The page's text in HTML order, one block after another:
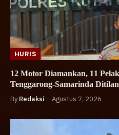
HURIS
12 Motor Diamankan, 11
Tenggarong-Samarinda
By Redaksi Agustus 7, 2026